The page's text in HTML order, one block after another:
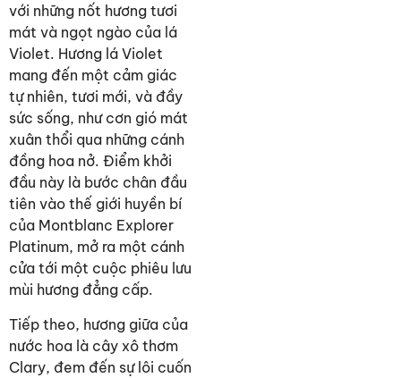
với những nốt hương tươi
mát và ngọt ngào của lá
Violet. Hương lá Violet
mang đến một cảm giác
tự nhiên, tươi mới, và đầy
sức sống, như cơn gió mát
xuân thổi qua những cánh
đồng hoa nở. Điểm khởi
đầu này là bước chân đầu
tiên vào thế giới huyền bí
của Montblanc Explorer
Platinum, mở ra một cánh
cửa tới một cuộc phiêu lưu
mùi hương đẳng cấp.
Tiếp theo, hương giữa của
nước hoa là cây xô thơm
Clary, đem đến sự lôi cuốn